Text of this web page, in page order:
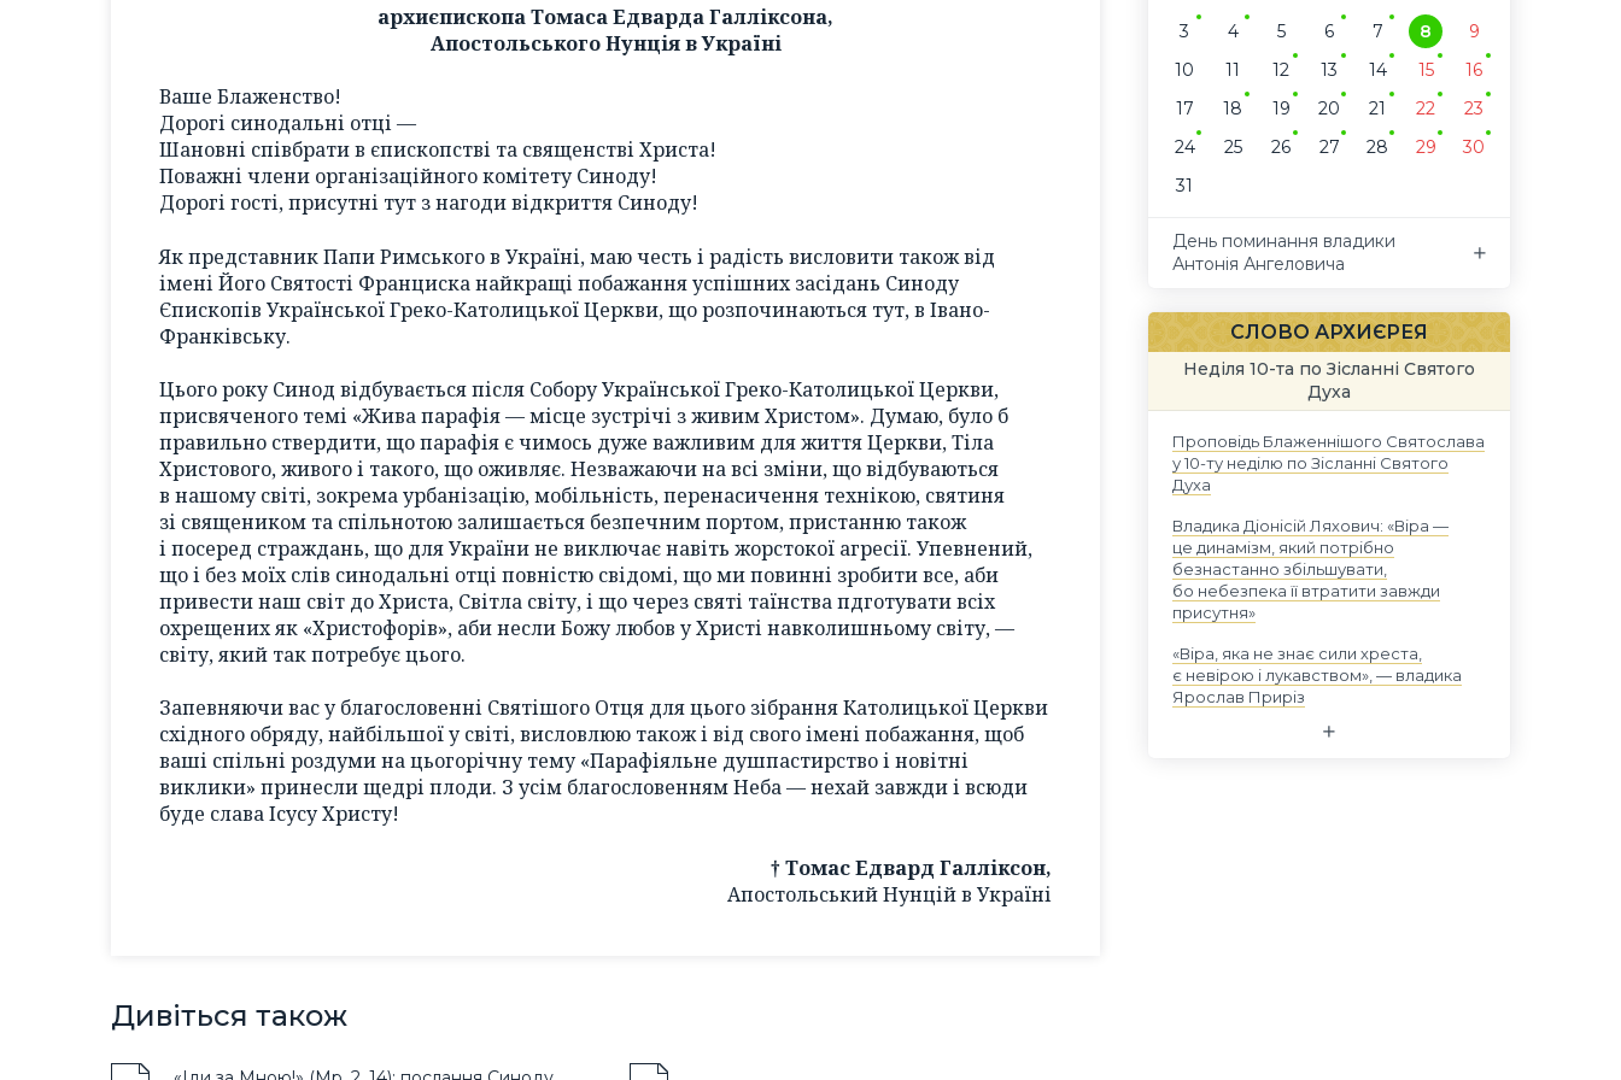
архиєпископа Томаса Едварда Галліксона,
Апостольського Нунція в Україні
Ваше Блаженство!
Дорогі синодальні отці —
Шановні співбрати в єпископстві та священстві Христа!
Поважні члени організаційного комітету Синоду!
Дорогі гості, присутні тут з нагоди відкриття Синоду!
Як представник Папи Римського в Україні, маю честь і радість висловити також від
імені Його Святості Франциска найкращі побажання успішних засідань Синоду
Єпископів Української Греко-Католицької Церкви, що розпочинаються тут, в Івано-
Франківську.
Цього року Синод відбувається після Собору Української Греко-Католицької Церкви,
присвяченого темі «Жива парафія — місце зустрічі з живим Христом». Думаю, було б
правильно ствердити, що парафія є чимось дуже важливим для життя Церкви, Тіла
Христового, живого і такого, що оживляє. Незважаючи на всі зміни, що відбуваються
в нашому світі, зокрема урбанізацію, мобільність, перенасичення технікою, святиня
зі священиком та спільнотою залишається безпечним портом, пристанню також
і посеред страждань, що для України не виключає навіть жорстокої агресії. Упевнений,
що і без моїх слів синодальні отці повністю свідомі, що ми повинні зробити все, аби
привести наш світ до Христа, Світла світу, і що через святі таїнства пдготувати всіх
охрещених як «Христофорів», аби несли Божу любов у Христі навколишньому світу, —
світу, який так потребує цього.
Запевняючи вас у благословенні Святішого Отця для цього зібрання Католицької Церкви
східного обряду, найбільшої у світі, висловлюю також і від свого імені побажання, щоб
ваші спільні роздуми на цьогорічну тему «Парафіяльне душпастирство і новітні
виклики» принесли щедрі плоди. З усім благословенням Неба — нехай завжди і всюди
буде слава Ісусу Христу!
† Томас Едвард Галліксон,
Апостольський Нунцій в Україні
Дивіться також
3
4 5 6 7 8
9
10
11 12 13 14 15
16
17
18 19 20 21 22
23
24
25 26 27 28 29
30
31
День поминання владики
Антонія Ангеловича
СЛОВО АРХИЄРЕЯ
Неділя 10-та по Зісланні Святого
Духа
Проповідь Блаженнішого Святослава
у 10-ту неділю по Зісланні Святого
Духа
Владика Діонісій Ляхович: «Віра —
це динамізм, який потрібно
безнастанно збільшувати,
бо небезпека її втратити завжди
присутня»
«Віра, яка не знає сили хреста,
є невірою і лукавством», — владика
Ярослав Приріз